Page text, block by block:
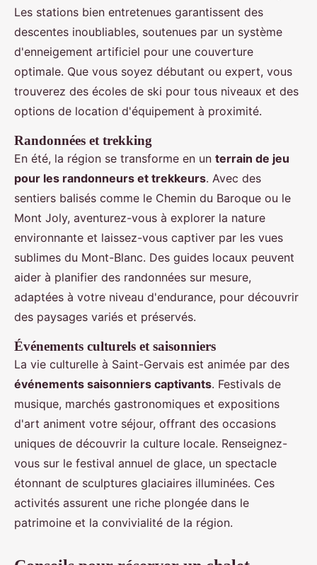
Les stations bien entretenues garantissent des
descentes inoubliables, soutenues par un système
d'enneigement artificiel pour une couverture
optimale. Que vous soyez débutant ou expert, vous
trouverez des écoles de ski pour tous niveaux et des
options de location d'équipement à proximité.
Randonnées et trekking
En été, la région se transforme en un terrain de jeu
pour les randonneurs et trekkeurs. Avec des
sentiers balisés comme le Chemin du Baroque ou le
Mont Joly, aventurez-vous à explorer la nature
environnante et laissez-vous captiver par les vues
sublimes du Mont-Blanc. Des guides locaux peuvent
aider à planifier des randonnées sur mesure,
adaptées à votre niveau d'endurance, pour découvrir
des paysages variés et préservés.
Événements culturels et saisonniers
La vie culturelle à Saint-Gervais est animée par des
événements saisonniers captivants. Festivals de
musique, marchés gastronomiques et expositions
d'art animent votre séjour, offrant des occasions
uniques de découvrir la culture locale. Renseignez-
vous sur le festival annuel de glace, un spectacle
étonnant de sculptures glaciaires illuminées. Ces
activités assurent une riche plongée dans le
patrimoine et la convivialité de la région.